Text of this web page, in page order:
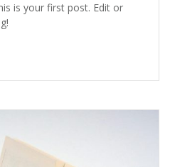
is your first post. Edit or